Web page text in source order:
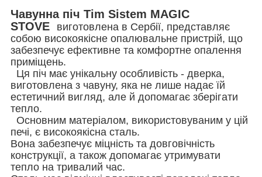
Чавунна піч Tim Sistem MAGIC
STOVE
виготовлена в Сербії, представляє
собою високоякісне опалювальне пристрій, що
забезпечує ефективне та комфортне опалення
приміщень.
Ця піч має унікальну особливість - дверка,
виготовлена з чавуну, яка не лише надає їй
естетичний вигляд, але й допомагає зберігати
тепло.
Основним матеріалом, використовуваним у цій
печі, є високоякісна сталь.
Вона забезпечує міцність та довговічність
конструкції, а також допомагає утримувати
тепло на тривалий час.